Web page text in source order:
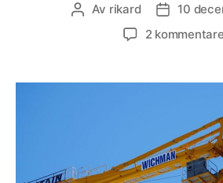
Inläggsförfattare
Av rikard
10
2